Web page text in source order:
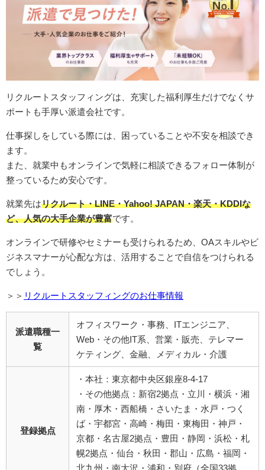
リクルートスタッフィングは、充実した福利厚生だけでなくサ
ポートも手厚い派遣会社です。
仕事探しをしている際には、困っていることや不安を相談でき
ます。
また、就業中もオンラインで気軽に相談できるフォロー体制が
整っているため安心です。
就業先はリクルート・LINE・Yahoo! JAPAN・楽天・KDDIな
ど、人気の大手企業が豊富です。
オンラインで研修やセミナーも受けられるため、OAスキルやビ
ジネスマナーが心配な方は、活用することで自信をつけられる
でしょう。
＞＞ リクルートスタッフィングのお仕事情報
派遣職種一
覧
オフィスワーク・事務、ITエンジニア、
Web・その他IT系、営業・販売、テレマー
ケティング、金融、メディカル・介護
登録拠点
・本社：東京都中央区銀座8-4-17
・その他拠点：新宿2拠点・立川・横浜・湘
南・厚木・西船橋・さいたま・水戸・つく
ば・宇都宮・高崎・梅田・東梅田・神戸・
京都・名古屋2拠点・豊田・静岡・浜松・札
幌2拠点・仙台・秋田・郡山・広島・福岡・
北九州・南大沢・浦和・別府（全国33拠